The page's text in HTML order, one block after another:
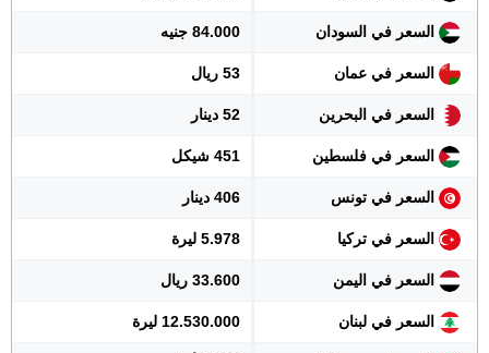
السعر في السودان 84.000 جنيه
السعر في عمان 53 ريال
السعر في البحرين 52 دينار
السعر في فلسطين 451 شيكل
السعر في تونس 406 دينار
السعر في تركيا 5.978 ليرة
السعر في اليمن 33.600 ريال
السعر في لبنان 12.530.000 ليرة